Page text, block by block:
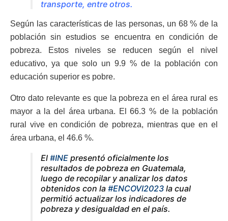
transporte, entre otros.
Según las características de las personas, un 68 % de la
población sin estudios se encuentra en condición de
pobreza. Estos niveles se reducen según el nivel
educativo, ya que solo un 9.9 % de la población con
educación superior es pobre.
Otro dato relevante es que la pobreza en el área rural es
mayor a la del área urbana. El 66.3 % de la población
rural vive en condición de pobreza, mientras que en el
área urbana, el 46.6 %.
El #INE presentó oficialmente los
resultados de pobreza en Guatemala,
luego de recopilar y analizar los datos
obtenidos con la #ENCOVI2023 la cual
permitió actualizar los indicadores de
pobreza y desigualdad en el país.